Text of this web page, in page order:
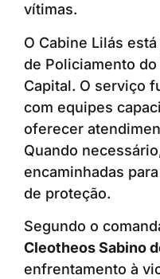
vítimas.
O Cabine Lilás
de Policiamento
Capital. O serviço
com equipes
oferecer
Quando
encaminhadas
de proteção.
Segundo o
Cleotheos Sabino
enfrentamento à